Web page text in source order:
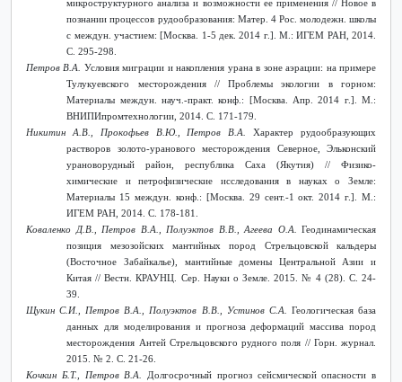
микроструктурного анализа и возможности ее применения // Новое в
познании процессов рудообразования: Матер. 4 Рос. молодежн. школы
с междун. участием: [Москва. 1-5 дек. 2014 г.]. М.: ИГЕМ РАН, 2014.
С. 295-298.
Петров В.А. Условия миграции и накопления урана в зоне аэрации: на примере
Тулукуевского месторождения // Проблемы экологии в горном:
Материалы междун. науч.-практ. конф.: [Москва. Апр. 2014 г.]. М.:
ВНИПИпромтехнологии, 2014. С. 171-179.
Никитин А.В., Прокофьев В.Ю., Петров В.А.Характер рудообразующих
растворов золото-уранового месторождения Северное, Эльконский
урановорудный район, республика Саха (Якутия) // Физико-
химические и петрофизические исследования в науках о Земле:
Материалы 15 междун. конф.: [Москва. 29 сент.-1 окт. 2014 г.]. М.:
ИГЕМ РАН, 2014. С. 178-181.
Коваленко Д.В., Петров В.А., Полуэктов В.В., Агеева О.А. Геодинамическая
позиция мезозойских мантийных пород Стрельцовской кальдеры
(Восточное Забайкалье), мантийные домены Центральной Азии и
Китая // Вестн. КРАУНЦ. Сер. Науки о Земле. 2015. № 4 (28). С. 24-
39.
Щукин С.И., Петров В.А., Полуэктов В.В., Устинов С.А. Геологическая база
данных для моделирования и прогноза деформаций массива пород
месторождения Антей Стрельцовского рудного поля // Горн. журнал.
2015. № 2. С. 21-26.
Кочкин Б.Т., Петров В.А. Долгосрочный прогноз сейсмической опасности в